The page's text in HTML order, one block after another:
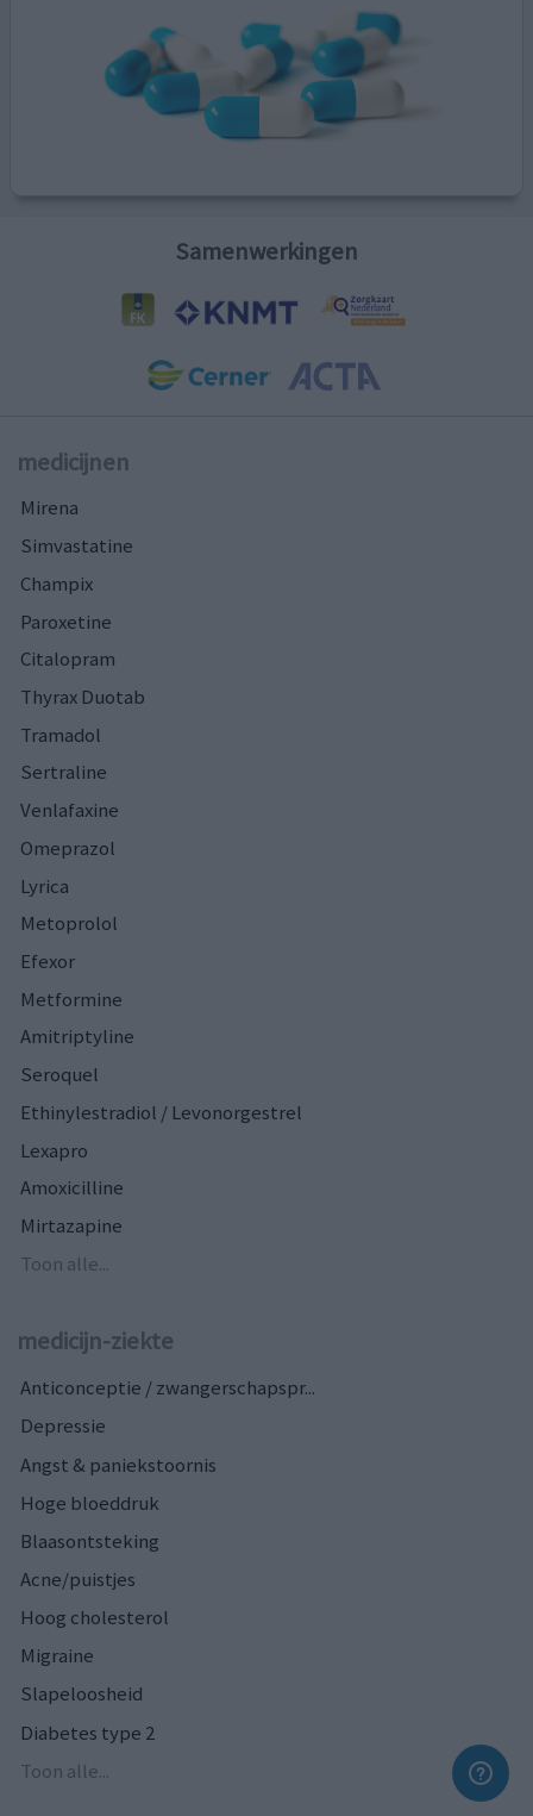
Samenwerkingen
medicijnen
Mirena
Simvastatine
Champix
Paroxetine
Citalopram
Thyrax Duotab
Tramadol
Sertraline
Venlafaxine
Omeprazol
Lyrica
Metoprolol
Efexor
Metformine
Amitriptyline
Seroquel
Ethinylestradiol / Levonorgestrel
Lexapro
Amoxicilline
Mirtazapine
Toon alle...
medicijn-ziekte
Anticonceptie / zwangerschapspr...
Depressie
Angst & paniekstoornis
Hoge bloeddruk
Blaasontsteking
Acne/puistjes
Hoog cholesterol
Migraine
Slapeloosheid
Diabetes type 2
Toon alle...